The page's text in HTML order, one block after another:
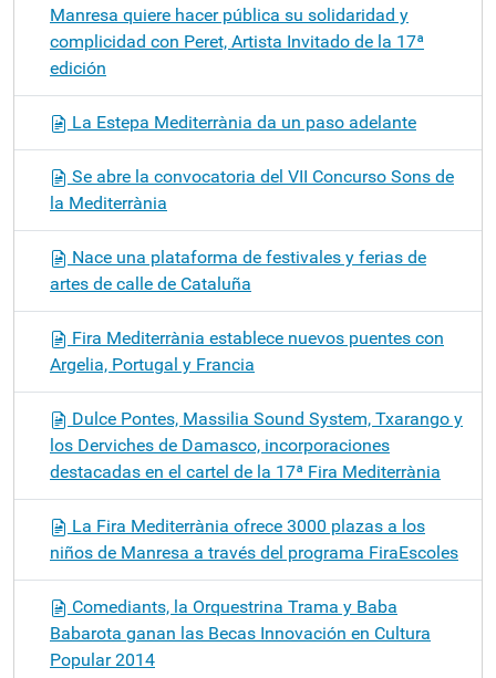
Manresa quiere hacer pública su solidaridad y
complicidad con Peret, Artista Invitado de la 17ª
edición
La Estepa Mediterrània da un paso adelante
Se abre la convocatoria del VII Concurso Sons de
la Mediterrània
Nace una plataforma de festivales y ferias de
artes de calle de Cataluña
Fira Mediterrània establece nuevos puentes con
Argelia, Portugal y Francia
Dulce Pontes, Massilia Sound System, Txarango y
los Derviches de Damasco, incorporaciones
destacadas en el cartel de la 17ª Fira Mediterrània
La Fira Mediterrània ofrece 3000 plazas a los
niños de Manresa a través del programa FiraEscoles
Comediants, la Orquestrina Trama y Baba
Babarota ganan las Becas Innovación en Cultura
Popular 2014